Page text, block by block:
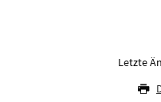
Letzte